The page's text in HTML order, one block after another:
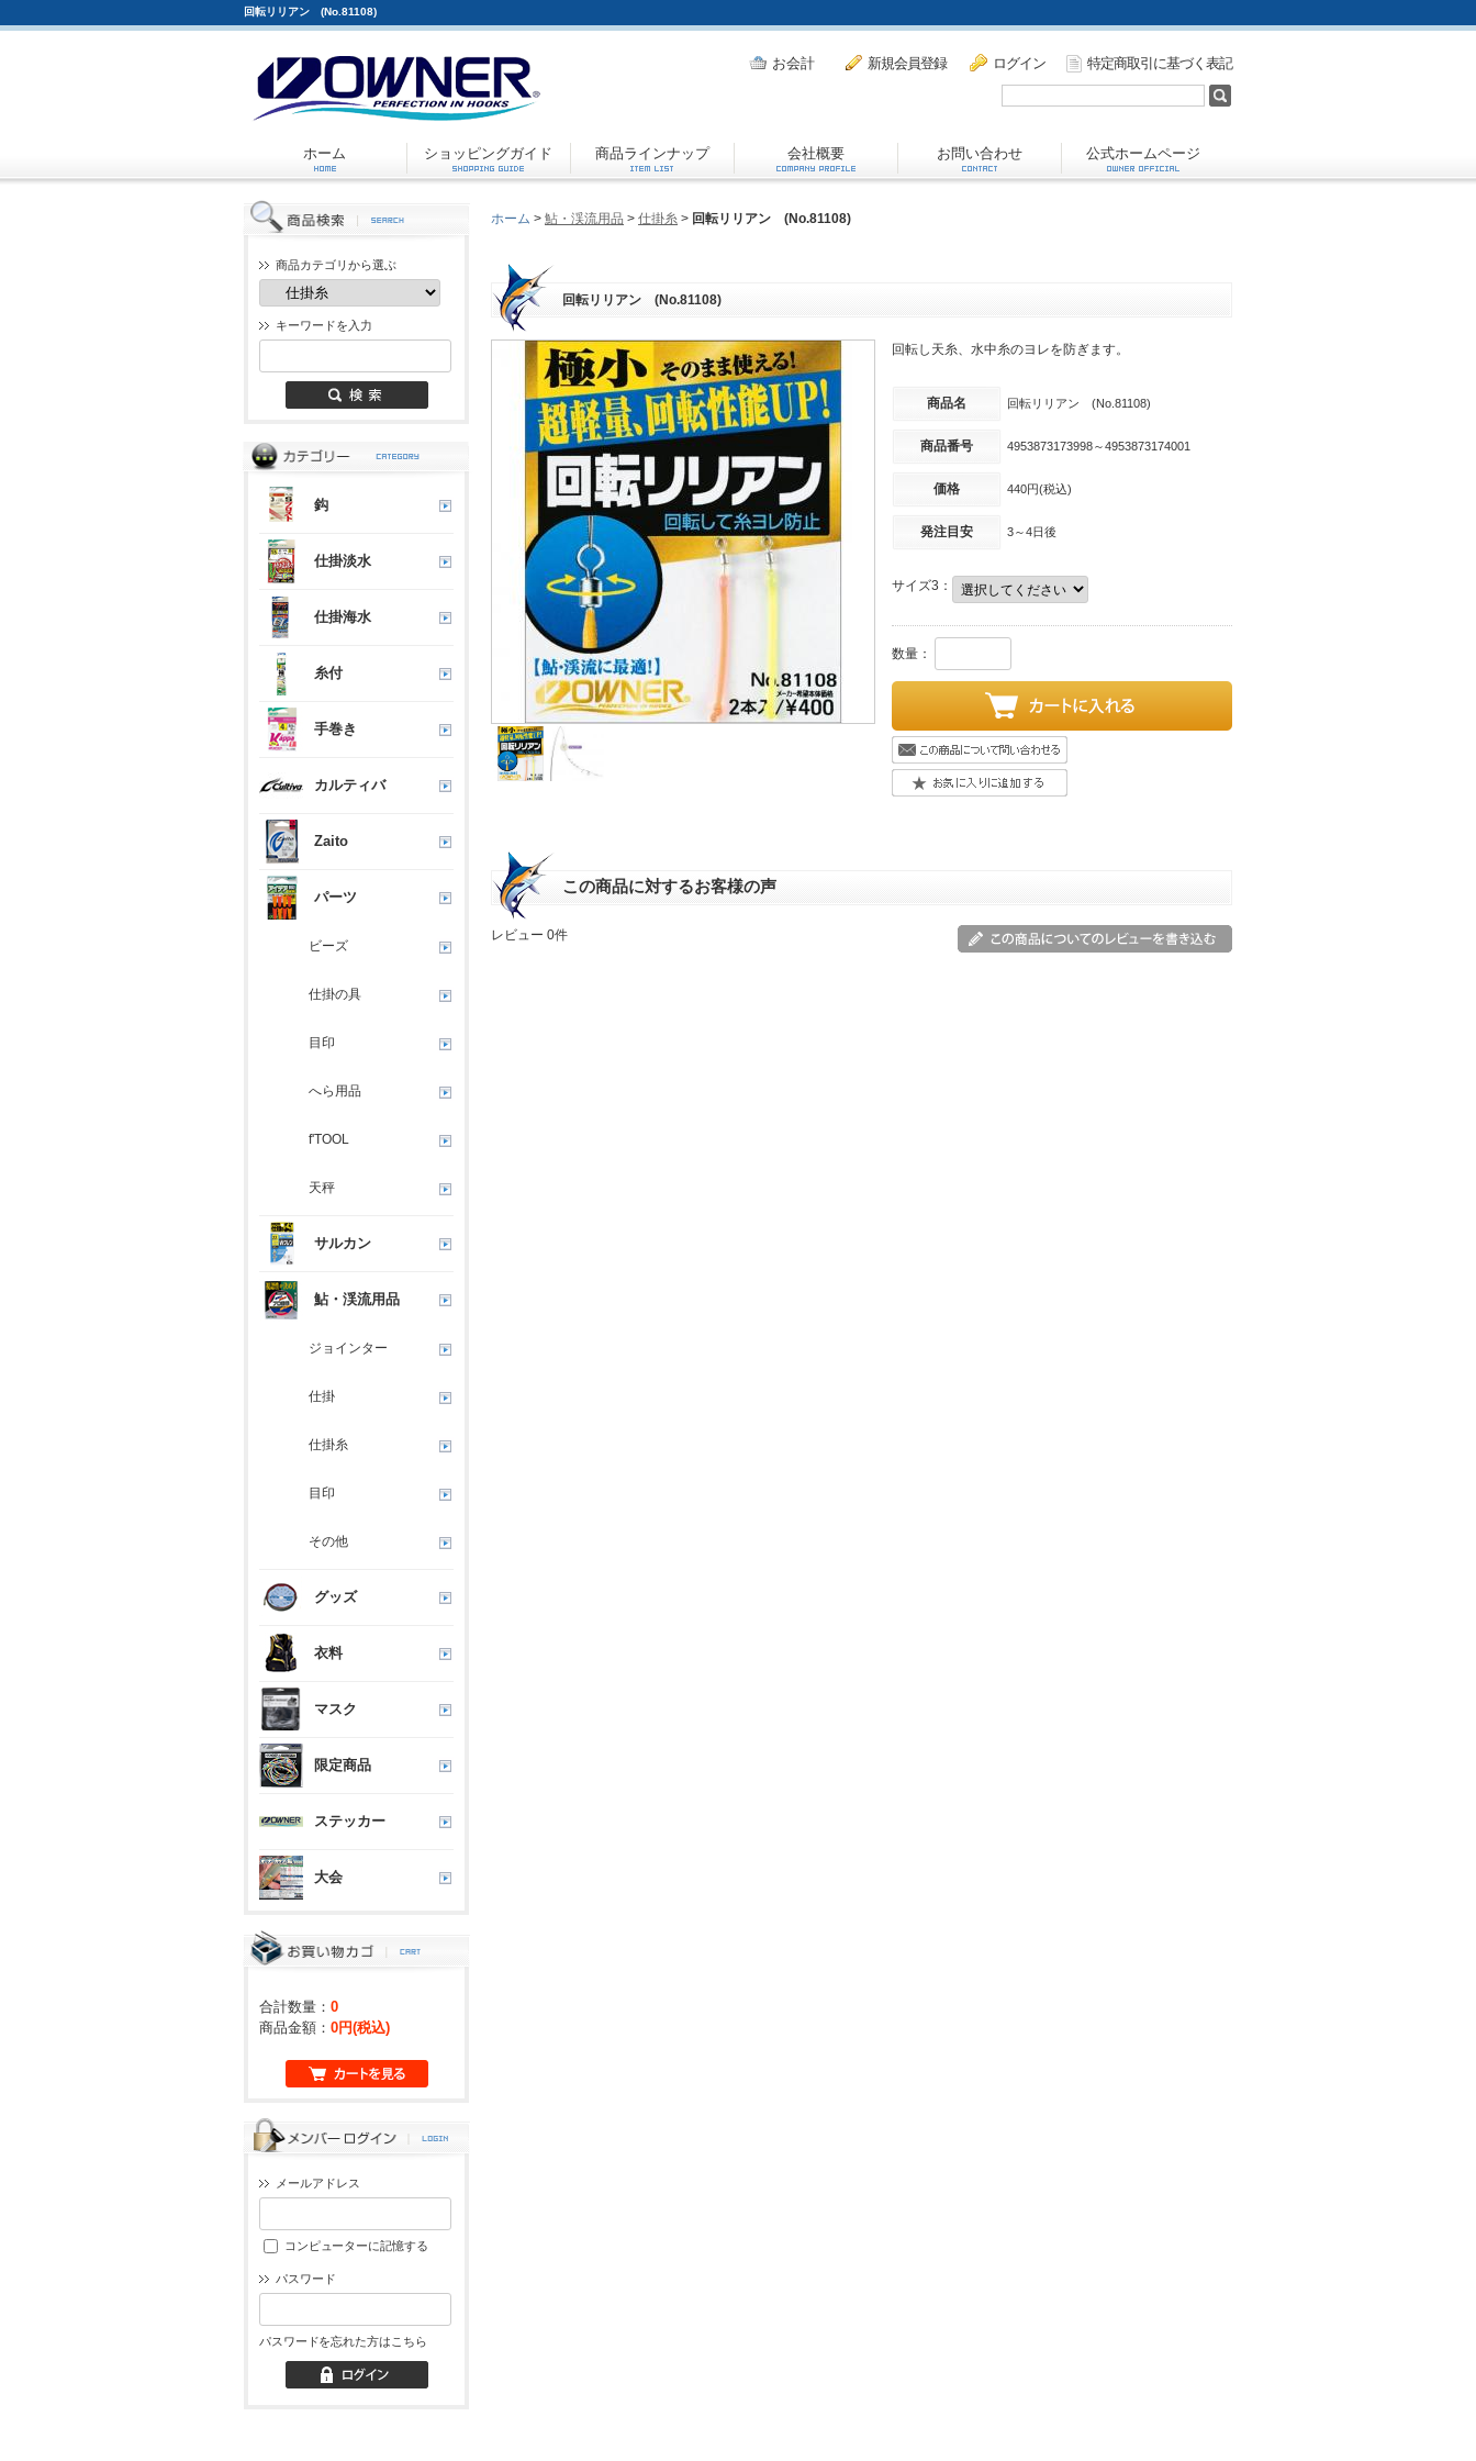
回転リリアン (No.81108)
新規会員登録 ログイン 特定商取引に基づく表記
お会計
ホーム ショッピングガイド 商品ラインナップ 会社概要 お問い合わせ 公式ホームページ
商品カテゴリから選ぶ
キーワードを入力
鈎
仕掛淡水
仕掛海水
糸付
手巻き
カルティバ
Zaito
パーツ
ビーズ
仕掛の具
目印
へら用品
f'TOOL
天秤
サルカン
鮎・渓流用品
ジョインター
仕掛
仕掛糸
目印
その他
グッズ
衣料
マスク
限定商品
ステッカー
大会
合計数量： 0
商品金額： 0円(税込)
メールアドレス
コンピューターに記憶する
パスワード
パスワードを忘れた方はこちら
ホーム > 鮎・渓流用品 > 仕掛糸 > 回転リリアン (No.81108)
回転リリアン (No.81108)
回転し天糸、水中糸のヨレを防ぎます。
商品名 回転リリアン (No.81108)
商品番号 4953873173998～4953873174001
価格 440円(税込)
発注目安 3～4日後
サイズ3：
数量：
この商品に対するお客様の声
レビュー 0件